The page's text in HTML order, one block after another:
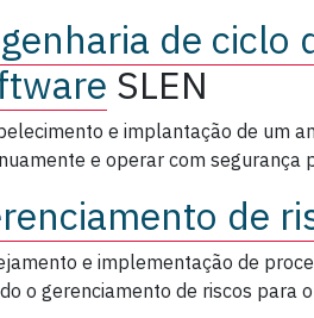
de ciclo
SLEN
e implantação de um
e operar com segurança
de
e implementação de
o gerenciamento de riscos para